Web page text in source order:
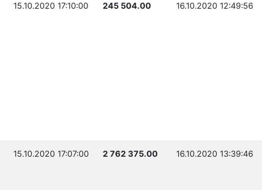
15.10.2020 17:10:00 245 504.00 16.10.2020 12:49:56
15.10.2020 17:07:00 2 762 375.00 16.10.2020 13:39:46